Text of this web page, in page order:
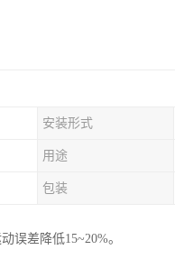
安装形式
用途
包装
误差降低15~20%。